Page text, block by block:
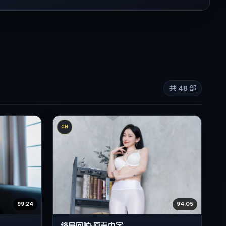
共 48 部
99:24
CN
94:05